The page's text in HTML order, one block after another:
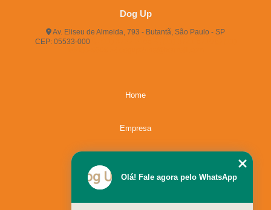
Dog Up
Av. Eliseu de Almeida, 793 - Butantã, São Paulo - SP
CEP: 05533-000
Home
Empresa
Olá! Fale agora pelo WhatsApp